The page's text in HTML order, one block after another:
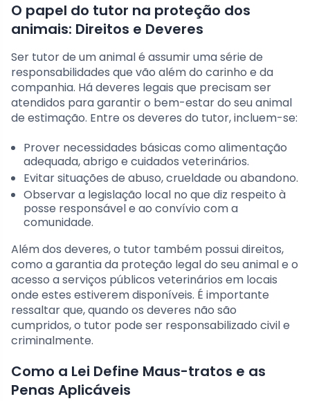
O papel do tutor na proteção dos
animais: Direitos e Deveres
Ser tutor de um animal é assumir uma série de
responsabilidades que vão além do carinho e da
companhia. Há deveres legais que precisam ser
atendidos para garantir o bem-estar do seu animal
de estimação. Entre os deveres do tutor, incluem-se:
Prover necessidades básicas como alimentação
adequada, abrigo e cuidados veterinários.
Evitar situações de abuso, crueldade ou abandono.
Observar a legislação local no que diz respeito à
posse responsável e ao convívio com a
comunidade.
Além dos deveres, o tutor também possui direitos,
como a garantia da proteção legal do seu animal e o
acesso a serviços públicos veterinários em locais
onde estes estiverem disponíveis. É importante
ressaltar que, quando os deveres não são
cumpridos, o tutor pode ser responsabilizado civil e
criminalmente.
Como a Lei Define Maus-tratos e as
Penas Aplicáveis